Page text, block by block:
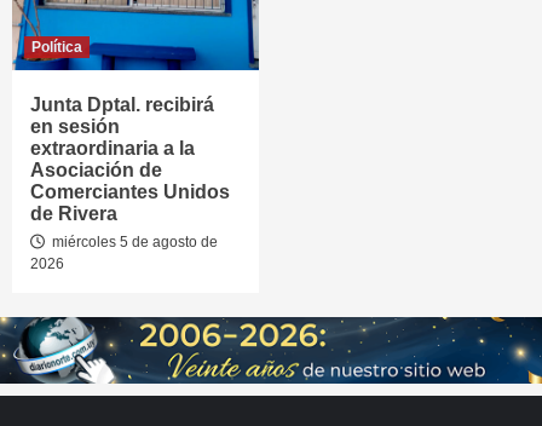
Política
Junta Dptal. recibirá
en sesión
extraordinaria a la
Asociación de
Comerciantes Unidos
de Rivera
miércoles 5 de agosto de
2026